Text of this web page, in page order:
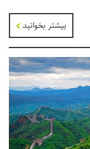
بیشتر بخوانید